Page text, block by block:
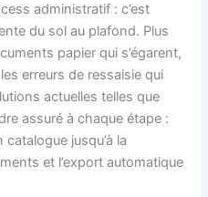
administratif : c’est
du sol au plafond. Plus
papier qui s’égarent,
erreurs de ressaisie qui
actuelles telles que
assuré à chaque étape :
jusqu’à la
et l’export automatique